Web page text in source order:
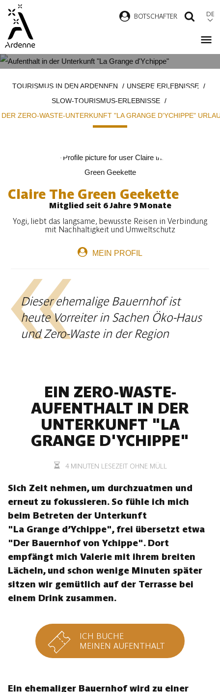
Direkt
zum
Inhalt
BOTSCHAFTER DE
UNTERKUNFT "LA GRANGE
D'YCHIPPE" URLAUB GEMACHT
TOURISMUS IN DEN ARDENNEN
UNSERE ERLEBNISSE
SLOW-TOURISMUS-ERLEBNISSE
ZERO-WASTE-UNTERKUNFT "LA GRANGE D'YCHIPPE"
Claire The Green Geekette
Mitglied seit 6 Jahre 9 Monate
Yogi, liebt das langsame, bewusste Reisen in Verbindung
mit Nachhaltigkeit und Umweltschutz
MEIN PROFIL
Dieser ehemalige Bauernhof ist
heute Vorreiter in Sachen Öko-Haus
und Zero-Waste in der Region
EIN ZERO-WASTE-
AUFENTHALT IN DER
UNTERKUNFT "LA
GRANGE D'YCHIPPE"
4 MINUTEN LESEZEIT OHNE MÜLL
Sich Zeit nehmen, um durchzuatmen und
erneut zu fokussieren. So fühle ich mich
beim Betreten der Unterkunft
"La Grange d’Ychippe", frei übersetzt etwa
"Der Bauernhof von Ychippe". Dort
empfängt mich Valerie mit ihrem breiten
Lächeln, und schon wenige Minuten später
sitzen wir gemütlich auf der Terrasse bei
einem Drink zusammen.
ICH BUCHE
MEINEN AUFENTHALT
Ein ehemaliger Bauernhof wird zu einer